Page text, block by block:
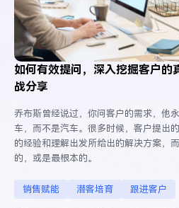
如何有效提问，深入挖掘客户的
战分享
乔布斯曾经说过，你问客户的需求，他
车，而不是汽车。很多时候，客户提出
的经验和理解出发所给出的解决方案，
的，或是最根本的。
销售赋能 潜客培育 跟进客户